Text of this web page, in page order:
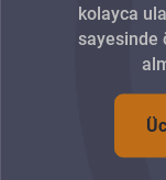
kolayca
sayesinde